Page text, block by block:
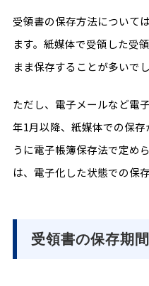
受領書の保存方法について
ます。紙媒体で受領した受
まま保存することが多いでし
ただし、電子メールなど電
年1月以降、紙媒体での保
うに電子帳簿保存法で定め
は、電子化した状態での保
受領書の保存期間